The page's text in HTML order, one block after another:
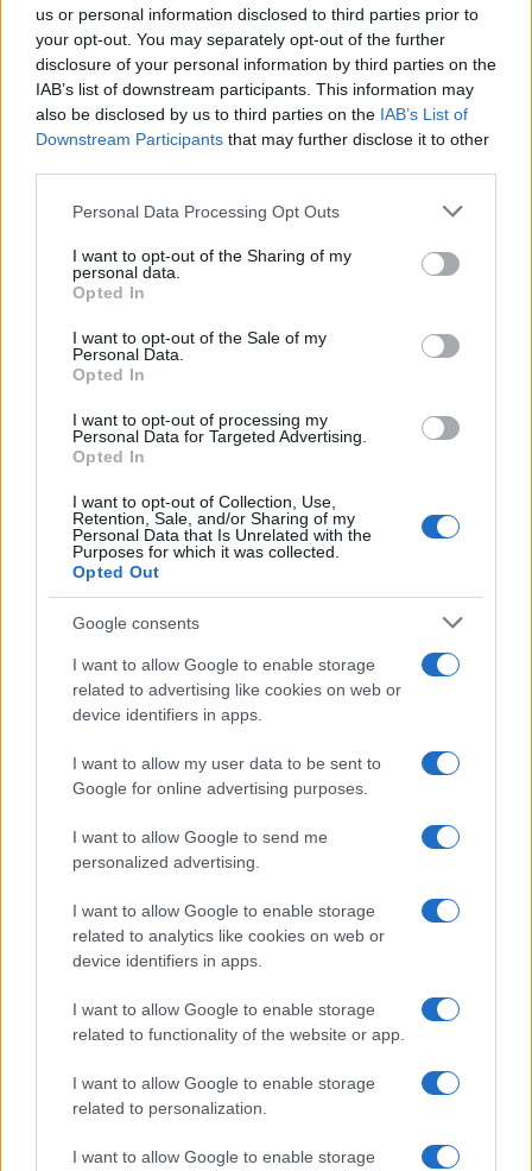
us or personal information disclosed to third parties prior to
your opt-out. You may separately opt-out of the further
disclosure of your personal information by third parties on the
IAB’s list of downstream participants. This information may
also be disclosed by us to third parties on the IAB’s List of
Downstream Participants that may further disclose it to other
Please note that this website/app uses one or more Google
not limited to your visit or usage behaviour. You may click to
grant or deny consent to Google and its third-party tags to
use your data for below specified purposes in below Google
consent section.
Personal Data Processing Opt Outs
I want to opt-out of the Sharing of my
personal data.
Opted In
I want to opt-out of the Sale of my
Personal Data.
Opted In
I want to opt-out of processing my
Personal Data for Targeted Advertising.
Opted In
I want to opt-out of Collection, Use,
Retention, Sale, and/or Sharing of my
Personal Data that Is Unrelated with the
Purposes for which it was collected.
Opted Out
Google consents
I want to allow Google to enable storage
related to advertising like cookies on web or
device identifiers in apps.
I want to allow my user data to be sent to
Google for online advertising purposes.
I want to allow Google to send me
personalized advertising.
I want to allow Google to enable storage
related to analytics like cookies on web or
device identifiers in apps.
I want to allow Google to enable storage
related to functionality of the website or app.
I want to allow Google to enable storage
related to personalization.
I want to allow Google to enable storage
Notizie in tempo reale?
Entra nel canale telegram di
GalluraOggi.it
Ricevi le nostre ultime news
da
Condividi l'articolo
F
a
ce
b
o
o
k
T
w
it
te
r
Pi
te
re
st
W
h
at
s
A
p
p
S
a
re
Articolo precedente
Prossimo articolo
NOTIZIE RECENTI
Le previsioni meteo per il weekend a Olbia e in
Michelle Hunziker in Gallura, bella anche dal
vivo: un amico vip svela come fa
Calangianus, dopo le polemiche il centro
accoglienza minori chiude
Olbia, divieto di sosta contro spaccio e degrado:
esplode la protesta
Pausa caffè impeccabile: come scegliere la